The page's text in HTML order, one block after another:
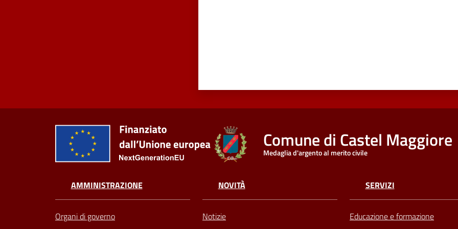
Comune di Castel Maggiore
Medaglia d'argento al merito civile
AMMINISTRAZIONE
Organi di governo
NOVITÀ
Notizie
SERVIZI
Educazione e formazione